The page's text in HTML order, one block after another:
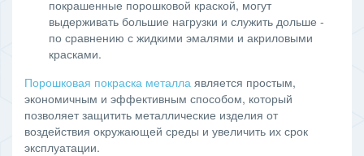
покрашенные порошковой краской, могут
выдерживать большие нагрузки и служить дольше -
по сравнению с жидкими эмалями и акриловыми
красками.
Порошковая покраска металла является простым,
экономичным и эффективным способом, который
позволяет защитить металлические изделия от
воздействия окружающей среды и увеличить их срок
эксплуатации.